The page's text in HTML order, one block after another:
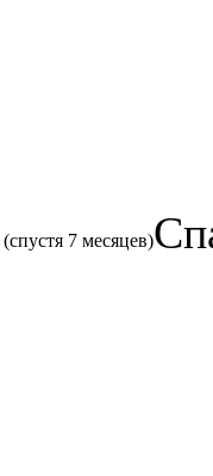
(спустя 7 месяцев)